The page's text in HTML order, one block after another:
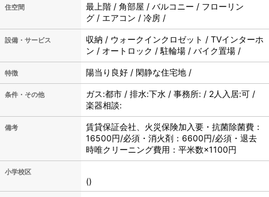
住空間
最上階 / 角部屋 / バルコニー / フローリン
グ / エアコン / 冷房 /
設備・サービス
収納 / ウォークインクロゼット / TVインターホ
ン / オートロック / 駐輪場 / バイク置場 /
特徴 陽当り良好 / 閑静な住宅地 /
条件・その他
ガス:都市 / 排水:下水 / 事務所: / 2人入居:可 /
楽器相談:
備考
賃貸保証会社、火災保険加入要・抗菌除菌費：
16500円/必須・消火剤：6600円/必須・退去
時唯クリーニング費用：平米数×1100円
小学校区
()